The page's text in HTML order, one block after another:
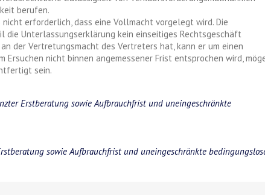
berufen.
erforderlich, dass eine Vollmacht vorgelegt wird. Die
die Unterlassungserklärung kein einseitiges Rechtsgeschäft
der Vertretungsmacht des Vertreters hat, kann er um einen
Ersuchen nicht binnen angemessener Frist entsprochen wird,
sein.
Erstberatung sowie Aufbrauchfrist und uneingeschränkte
sowie Aufbrauchfrist und uneingeschränkte